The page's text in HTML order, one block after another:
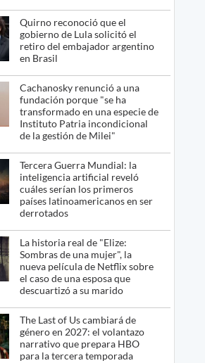
Quirno reconoció que el
gobierno de Lula solicitó el
retiro del embajador argentino
en Brasil
Cachanosky renunció a una
fundación porque "se ha
transformado en una especie de
Instituto Patria incondicional
de la gestión de Milei"
Tercera Guerra Mundial: la
inteligencia artificial reveló
cuáles serían los primeros
países latinoamericanos en ser
derrotados
La historia real de "Elize:
Sombras de una mujer", la
nueva película de Netflix sobre
el caso de una esposa que
descuartizó a su marido
The Last of Us cambiará de
género en 2027: el volantazo
narrativo que prepara HBO
para la tercera temporada